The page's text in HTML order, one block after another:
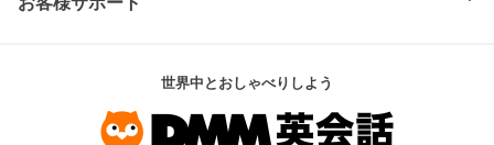
世界中とおしゃべりしよう